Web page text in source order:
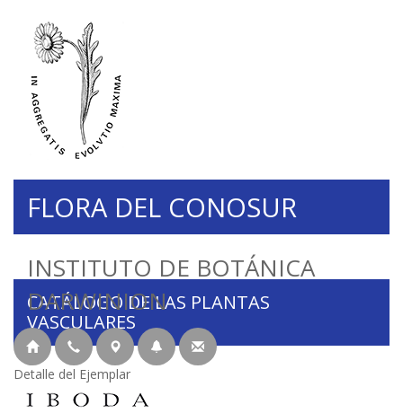
INSTITUTO DE BOTÁNICA
DARWINION
FLORA DEL CONOSUR
CATÁLOGO DE LAS PLANTAS
VASCULARES
Detalle del Ejemplar